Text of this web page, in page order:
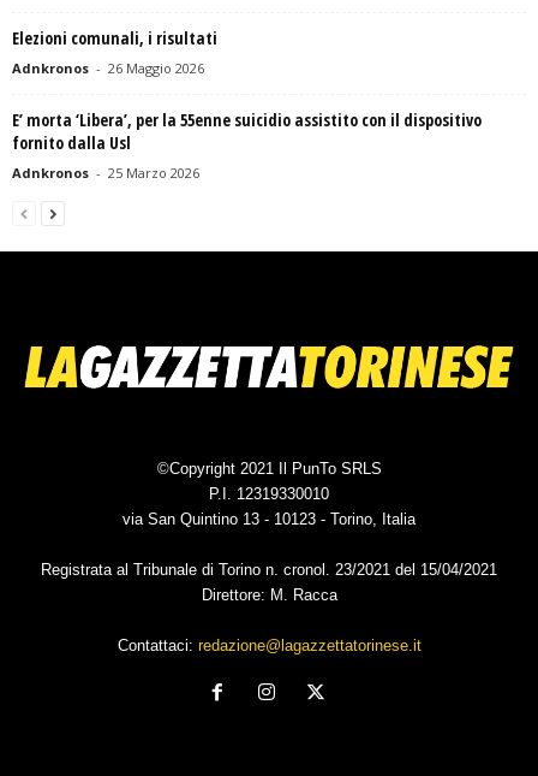
Elezioni comunali, i risultati
Adnkronos - 26 Maggio 2026
E’ morta ‘Libera’, per la 55enne suicidio assistito con il dispositivo
fornito dalla Usl
Adnkronos - 25 Marzo 2026
©Copyright 2021 Il PunTo SRLS
P.I. 12319330010
via San Quintino 13 - 10123 - Torino, Italia
Registrata al Tribunale di Torino n. cronol. 23/2021 del 15/04/2021
Direttore: M. Racca
Contattaci: redazione@lagazzettatorinese.it